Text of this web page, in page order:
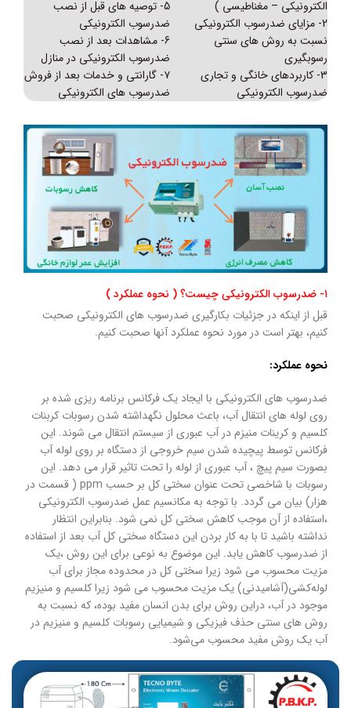
الکترونیکی – مغناطیسی )
2- مزایای ضدرسوب الکترونیکی
نسبت به روش های سنتی
رسوبگیری
3- کاربردهای خانگی و تجاری
ضدرسوب الکترونیکی
5- توصیه های قبل از نصب
ضدرسوب الکترونیکی
6- مشاهدات بعد از نصب
ضدرسوب الکترونیکی در منازل
۷- گارانتی و خدمات بعد از فروش
ضدرسوب های الکترونیکی
۱- ضدرسوب الکترونیکی چیست؟ (‌ نحوه عملکرد‌ )
قبل از اینکه در جزئیات بکارگیری ضدرسوب های الکترونیکی صحبت
کنیم، بهتر است در مورد نحوه عملکرد آنها صحبت کنیم.
نحوه عملکرد:
ضدرسوب های الکترونیکی با ایجاد یک فرکانس برنامه ریزی شده بر
روی لوله های انتقال آب،‌ باعث محلول نگهداشته شدن رسوبات کربنات
کلسیم و کرینات منیزم در آب عبوری از سیستم انتقال می شوند. این
فرکانس توسط پیچیده شدن سیم خروجی از دستگاه بر روی لوله آب
بصورت سیم پیچ ، آب عبوری از لوله را تحت تاثیر قرار می دهد. این
رسوبات با شاخصی تحت عنوان سختی کل بر حسب ppm ( قسمت در
هزار) بیان می گردد. با توجه به مکانسیم عمل ضدرسوب الکترونیکی
،‌استفاده از آن موجب کاهش سختی کل نمی شود. بنابراین انتظار
نداشته باشید تا با به کار بردن این دستگاه سختی کل آب بعد از استفاده
از ضدرسوب کاهش یابد. این موضوع به نوعی برای این روش ،‌یک
مزیت محسوب می شود زیرا سختی کل در محدوده مجاز برای آب
لوله‌کشی(آشامیدنی) یک مزیت محسوب می شود زیرا کلسیم و منیزیم
موجود در آب، دراین روش برای بدن انسان مفید بوده، که نسبت به
روش های سنتی حذف فیزیکی و شیمیایی رسوبات کلسیم و منیزیم در
آب یک روش مفید محسوب می‌شود.